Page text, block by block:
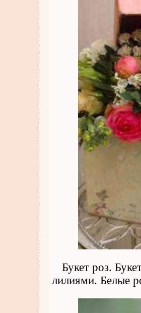
Букет роз.
лилиями. Белые